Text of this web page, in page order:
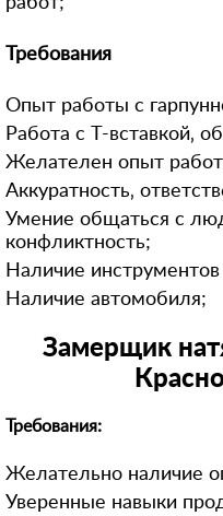
+7
Требования
Опыт работы с
Работа с Т-вставкой‚
Желателен опыт
Аккуратность‚
Умение общаться с
конфликтность;
Наличие
Наличие автомобиля;
Замерщик
Требования:
Желательно наличие
Уверенные навыки